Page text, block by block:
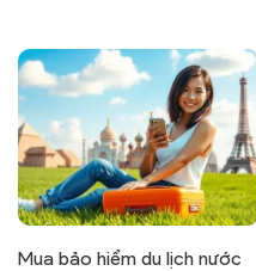
Mua bảo hiểm du lịch nước